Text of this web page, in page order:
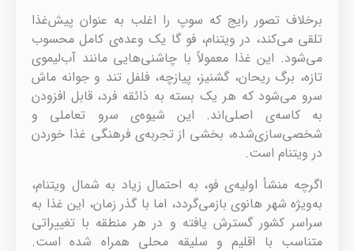
برخلاف تصور رایج که سوپ را اغلب به عنوان پیش‌غذا
تلقی می‌کند، در ویتنام، فو گا یک وعده‌ی کامل محسوب
می‌شود. این غذا معمولاً با چاشنی‌هایی مانند آب‌لیموی
تازه، برگ ریحان، گشنیز، پیازچه، فلفل تند و جوانه ماش
سرو می‌شود که هر یک بسته به ذائقه فرد، قابل افزودن
به کاسه‌ی اصلی‌اند. این شیوه‌ی سرو تعاملی و
شخصی‌سازی‌شده، بخشی از تجربه‌ی فرهنگی غذا خوردن
در ویتنام است.
اگرچه منشأ اولیه‌ی فو، به احتمال زیاد به شمال ویتنام،
به‌ویژه شهر هانوی بازمی‌گردد، اما با گذر زمان، این غذا به
سراسر کشور گسترش یافته و در هر منطقه با تغییراتی
متناسب با اقلیم و سلیقه محلی همراه شده است.